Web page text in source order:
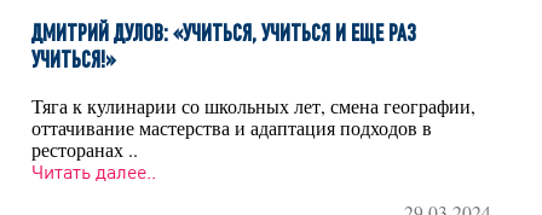
ДМИТРИЙ ДУЛОВ: «УЧИТЬСЯ, УЧИТЬСЯ И ЕЩЕ РАЗ
УЧИТЬСЯ!»
Тяга к кулинарии со школьных лет, смена географии,
оттачивание мастерства и адаптация подходов в
ресторанах ..
Читать далее..